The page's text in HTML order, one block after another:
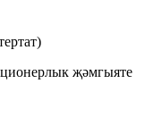
җәмгыяте